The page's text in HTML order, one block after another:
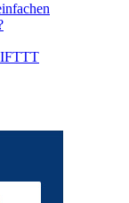
IFTTT